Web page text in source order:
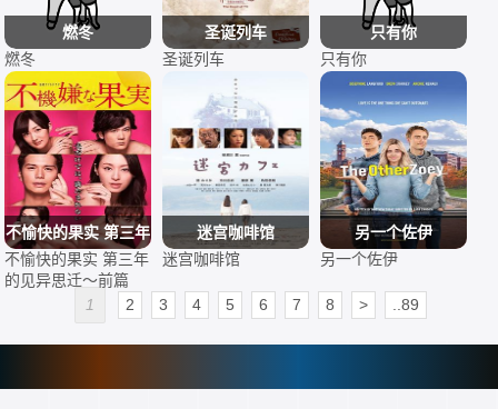
燃冬
燃冬
圣诞列车
圣诞列车
只有你
只有你
不愉快的果实 第三年
的见异思迁～前篇
不愉快的果实 第三年
的见异思迁～前篇
迷宫咖啡馆
迷宫咖啡馆
另一个佐伊
另一个佐伊
1 2 3 4 5 6 7 8 > ..89